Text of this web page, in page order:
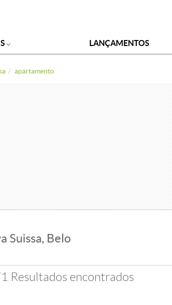
LANÇAMENTOS
apartamento
Suissa, Belo
Resultados encontrados